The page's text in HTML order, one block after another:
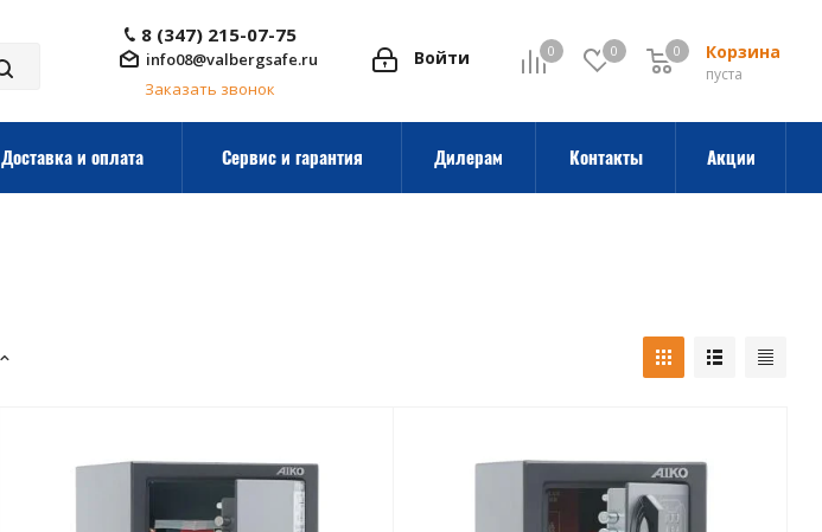
0 0 Корзина
0
пуста
0
Войти
8 (347) 215-07-75
info08@valbergsafe.ru
Заказать звонок
Доставка и оплата Сервис и гарантия Дилерам Контакты Акции